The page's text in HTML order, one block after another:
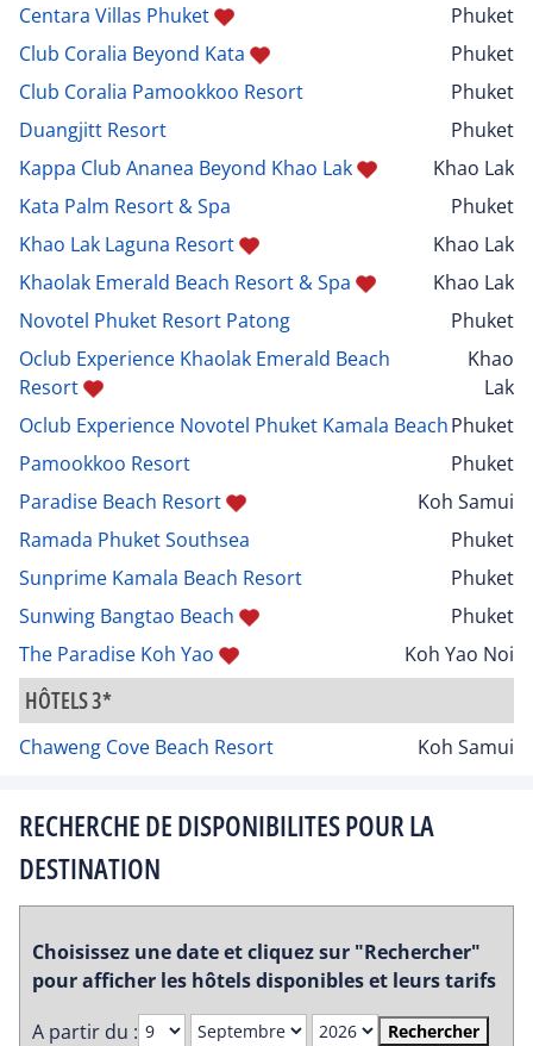
Centara Villas Phuket
Phuket
Club Coralia Beyond Kata
Phuket
Club Coralia Pamookkoo Resort
Phuket
Duangjitt Resort
Phuket
Kappa Club Ananea Beyond Khao Lak
Khao Lak
Kata Palm Resort & Spa
Phuket
Khao Lak Laguna Resort
Khao Lak
Khaolak Emerald Beach Resort & Spa
Khao Lak
Novotel Phuket Resort Patong
Phuket
Oclub Experience Khaolak Emerald Beach
Resort
Khao
Lak
Oclub Experience Novotel Phuket Kamala BeachPhuket
Pamookkoo Resort
Phuket
Paradise Beach Resort
Koh Samui
Ramada Phuket Southsea
Phuket
Sunprime Kamala Beach Resort
Phuket
Sunwing Bangtao Beach
Phuket
The Paradise Koh Yao
Koh Yao Noi
HÔTELS 3*
Chaweng Cove Beach Resort Koh Samui
RECHERCHE DE DISPONIBILITES POUR LA
DESTINATION
Choisissez une date et cliquez sur "Rechercher"
pour afficher les hôtels disponibles et leurs tarifs
A partir du :
Rechercher